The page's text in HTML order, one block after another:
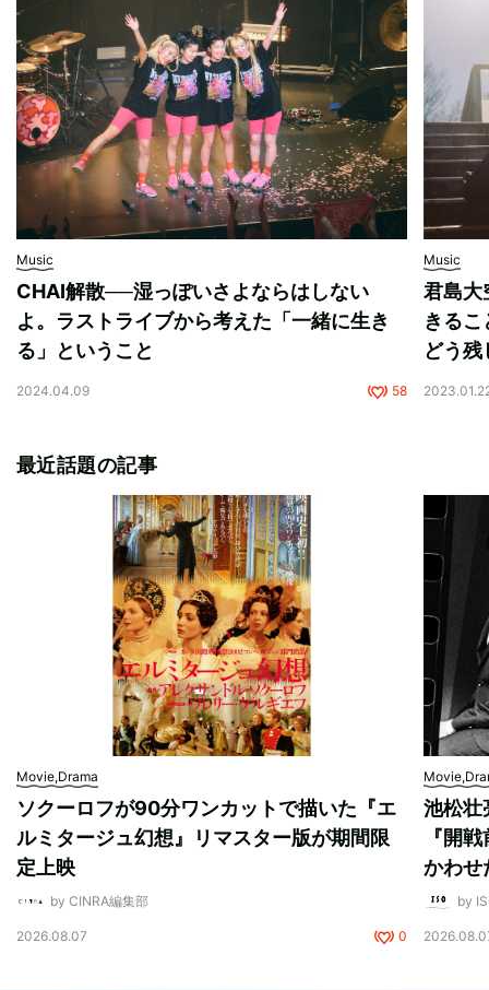
Music
CHAI解散──湿っぽいさよならはしない
よ。ラストライブから考えた「一緒に生き
る」ということ
2024.04.09 58
Music
君島大
きる
どう
最近話題の記事
Movie,Drama
ソクーロフが90分ワンカットで描いた『エ
ルミタージュ幻想』リマスター版が期間限
定上映
by CINRA編集部
2026.08.07 0
池松壮
『開
かわせ
by